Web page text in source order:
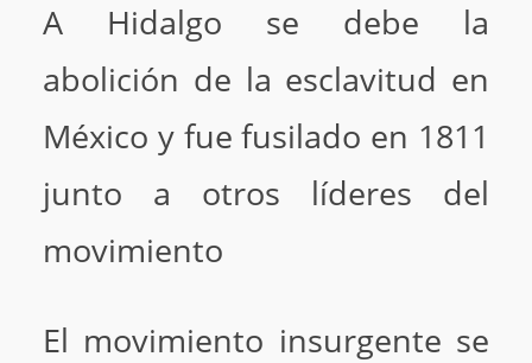
A Hidalgo se debe la
abolición de la esclavitud en
México y fue fusilado en 1811
junto a otros líderes del
movimiento
El movimiento insurgente se